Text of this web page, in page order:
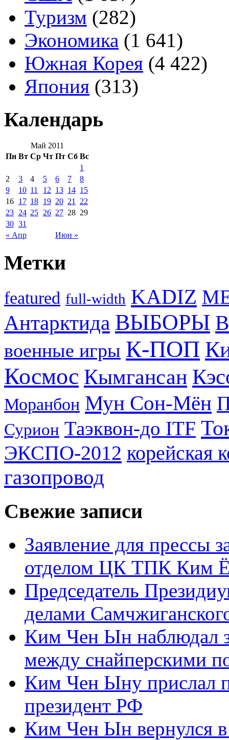
Туризм (282)
Экономика (1 641)
Южная Корея (4 422)
Япония (313)
Календарь
Май 2011
Пн Вт Ср Чт Пт Сб Вс
« Апр Июн »
1
2
3 4 5 6 7
8
9
10 11 12 13 14 15
16 17 18 19 20 21
22
23 24 25 26 27 28 29
30 31
Метки
featured full-width KADIZ
Антарктида ВЫБОРЫ
военные игры К-ПОП
Космос Кымгансан
Моранбон Мун Сон-Мён
Сурион Таэквон-до ITF
ЭКСПО-2012 корейская
газопровод
Свежие записи
Заявление для прессы
отделом ЦК ТПК Ким
Председатель
делами
Ким Чен Ын наблюдал
между снайперскими
Ким Чен Ыну прислал
президент РФ
Ким Чен Ын вернулся